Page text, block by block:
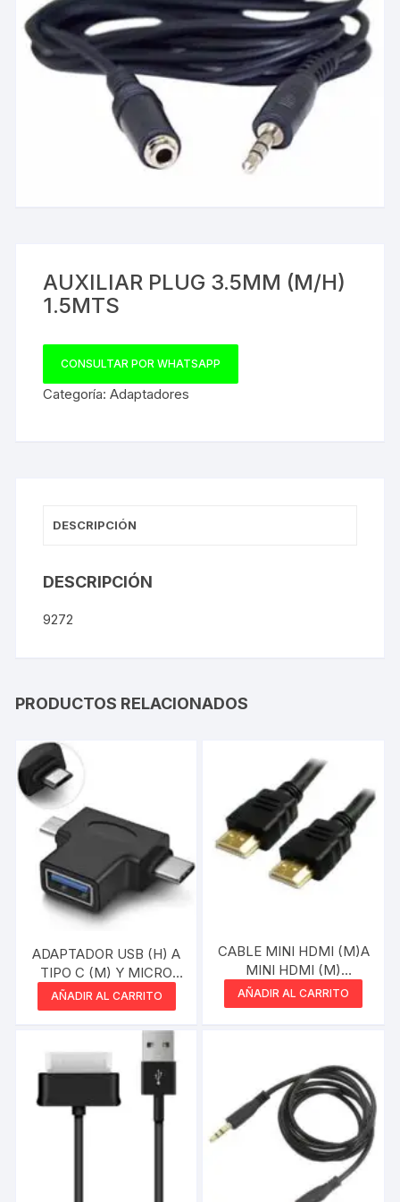
AUXILIAR PLUG 3.5MM (M/H)
1.5MTS
CONSULTAR POR WHATSAPP
Categoría:Adaptadores
DESCRIPCIÓN
DESCRIPCIÓN
9272
PRODUCTOS RELACIONADOS
ADAPTADOR USB (H) A
TIPO C (M) Y MICRO
USB (M)
AÑADIR AL CARRITO
CABLE MINI HDMI (M)A
MINI HDMI (M)
MEGALITE
AÑADIR AL CARRITO